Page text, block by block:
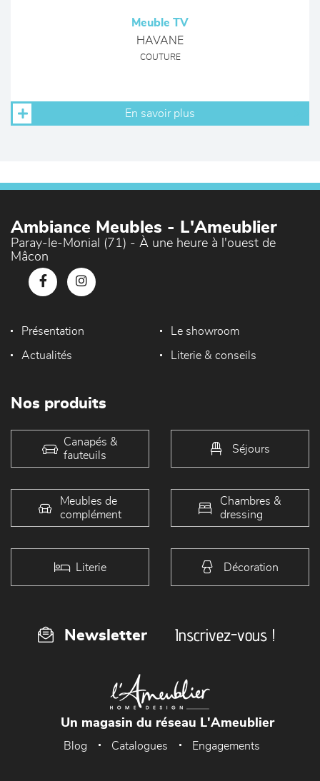
Meuble TV
HAVANE
COUTURE
En savoir plus
Ambiance Meubles - L'Ameublier
Paray-le-Monial (71) - À une heure à l'ouest de
Mâcon
Présentation Le showroom
Actualités Literie & conseils
Nos produits
Canapés &
fauteuils
Séjours
Meubles de
complément
Chambres &
dressing
Literie Décoration
Newsletter Inscrivez-vous !
Un magasin du réseau L'Ameublier
Blog Catalogues Engagements